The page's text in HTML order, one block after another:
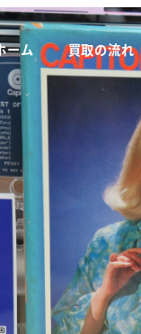
ーム 買取の流れ